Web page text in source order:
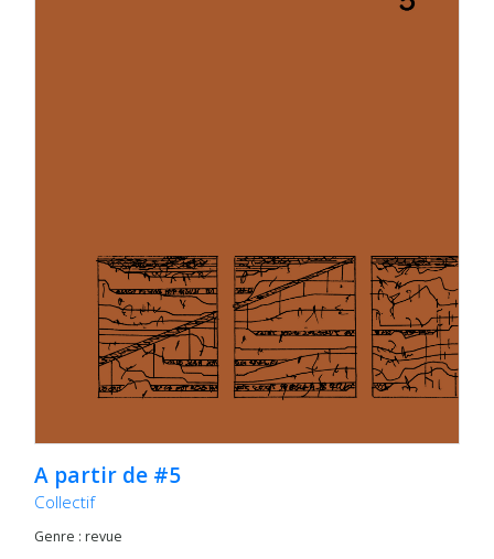
A partir de #5
Collectif
Genre : revue